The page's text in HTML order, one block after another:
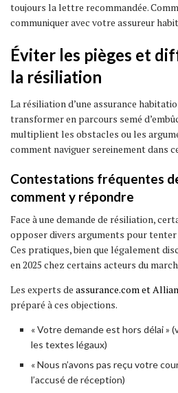
toujours la lettre recommandée.
communiquer avec votre assureur
Éviter les pièges et
la résiliation
La résiliation d’une assurance
transformer en parcours semé
multiplient les obstacles ou les
comment naviguer sereinement dans
Contestations fréquentes
comment y répondre
Face à une demande de résiliation,
opposer divers arguments pour
Ces pratiques, bien que légalement
en 2025 chez certains acteurs du
Les experts de assurance.com et
préparé à ces objections.
« Votre demande est hors délai »
les textes légaux)
« Nous n’avons pas reçu votre
l’accusé de réception)